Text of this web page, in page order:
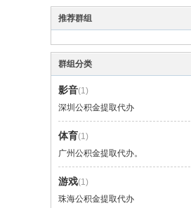
ls推荐群组
群组分类
影音(1)
深圳公积金提取代办
体育(1)
广州公积金提取代办。
游戏(1)
珠海公积金提取代办